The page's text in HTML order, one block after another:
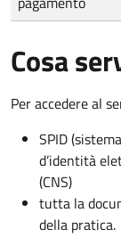
Cosa
Per accedere al
SPID
d’identità
(CNS)
tutta la
della pratica.